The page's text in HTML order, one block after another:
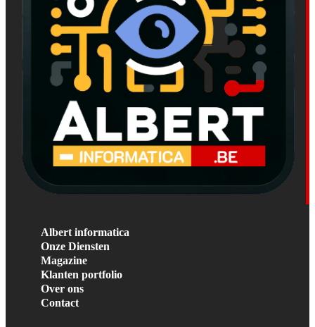
Albert informatica
Onze Diensten
Magazine
Klanten portfolio
Over ons
Contact